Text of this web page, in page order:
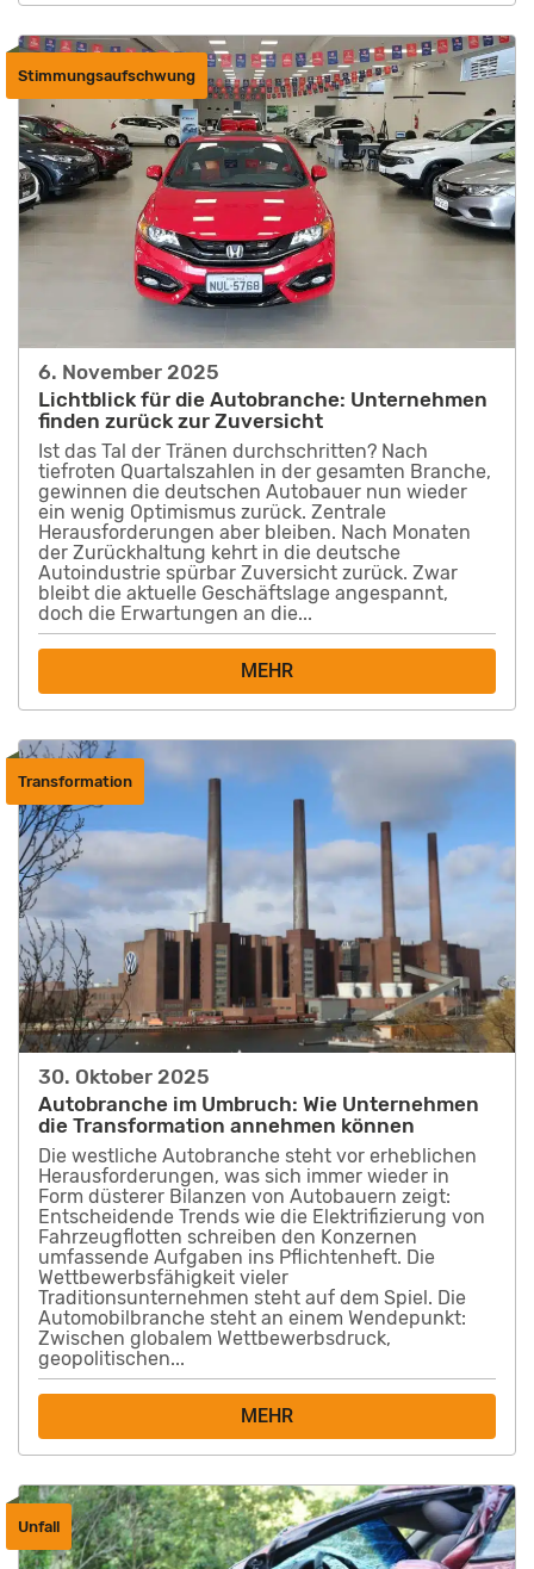
6. November 2025
Lichtblick für die Autobranche: Unternehmen
finden zurück zur Zuversicht
Ist das Tal der Tränen durchschritten? Nach
tiefroten Quartalszahlen in der gesamten Branche,
gewinnen die deutschen Autobauer nun wieder
ein wenig Optimismus zurück. Zentrale
Herausforderungen aber bleiben. Nach Monaten
der Zurückhaltung kehrt in die deutsche
Autoindustrie spürbar Zuversicht zurück. Zwar
bleibt die aktuelle Geschäftslage angespannt,
doch die Erwartungen an die...
MEHR
Stimmungsaufschwung
30. Oktober 2025
Autobranche im Umbruch: Wie Unternehmen
die Transformation annehmen können
Die westliche Autobranche steht vor erheblichen
Herausforderungen, was sich immer wieder in
Form düsterer Bilanzen von Autobauern zeigt:
Entscheidende Trends wie die Elektrifizierung von
Fahrzeugflotten schreiben den Konzernen
umfassende Aufgaben ins Pflichtenheft. Die
Wettbewerbsfähigkeit vieler
Traditionsunternehmen steht auf dem Spiel. Die
Automobilbranche steht an einem Wendepunkt:
Zwischen globalem Wettbewerbsdruck,
geopolitischen...
MEHR
Transformation
Unfall